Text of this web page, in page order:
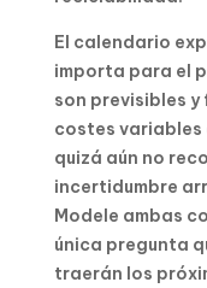
El calendario
importa para el
son previsibles
costes variables
quizá aún no
incertidumbre
Modele ambas
única pregunta
traerán los